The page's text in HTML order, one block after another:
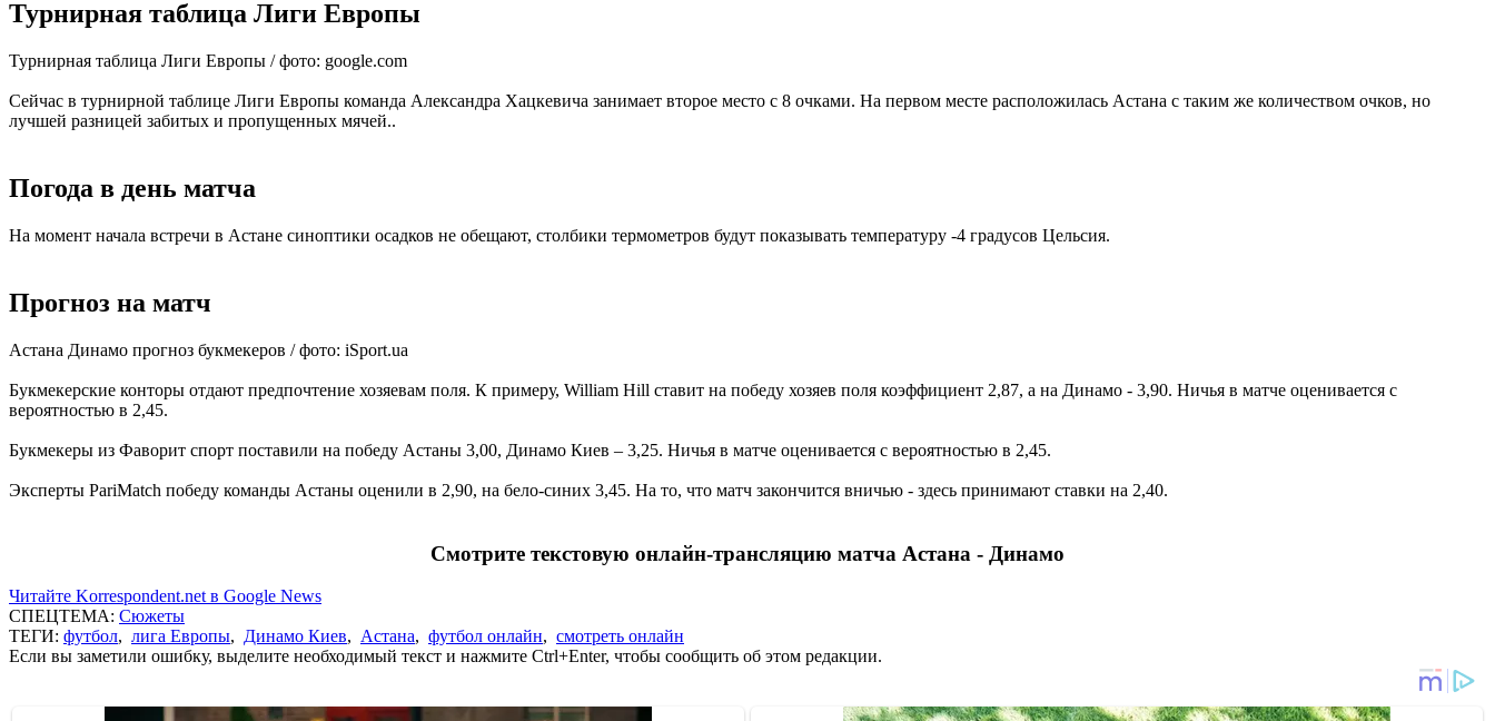
Турнирная таблица Лиги Европы
Турнирная таблица Лиги Европы / фото: google.com
Сейчас в турнирной таблице Лиги Европы команда Александра Хацкевича занимает второе место с 8 очками. На первом месте расположилась Астана с таким же количеством очков, но
лучшей разницей забитых и пропущенных мячей..
Погода в день матча
На момент начала встречи в Астане синоптики осадков не обещают, столбики термометров будут показывать температуру -4 градусов Цельсия.
Прогноз на матч
Астана Динамо прогноз букмекеров / фото: iSport.ua
Букмекерские конторы отдают предпочтение хозяевам поля. К примеру, William Hill ставит на победу хозяев поля коэффициент 2,87, а на Динамо - 3,90. Ничья в матче оценивается с
вероятностью в 2,45.
Букмекеры из Фаворит спорт поставили на победу Астаны 3,00, Динамо Киев – 3,25. Ничья в матче оценивается с вероятностью в 2,45.
Эксперты PariMatch победу команды Астаны оценили в 2,90, на бело-синих 3,45. На то, что матч закончится вничью - здесь принимают ставки на 2,40.
Смотрите текстовую онлайн-трансляцию матча Астана - Динамо
Читайте Korrespondent.net в Google News
СПЕЦТЕМА: Сюжеты
ТЕГИ: футбол, лига Европы, Динамо Киев, Астана, футбол онлайн, смотреть онлайн
Если вы заметили ошибку, выделите необходимый текст и нажмите Ctrl+Enter, чтобы сообщить об этом редакции.